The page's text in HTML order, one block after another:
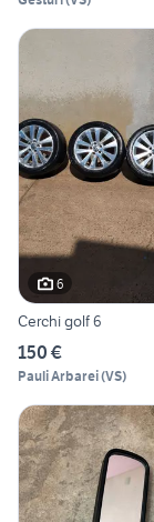
6
Cerchi golf 6
150 €
Pauli Arbarei(VS)